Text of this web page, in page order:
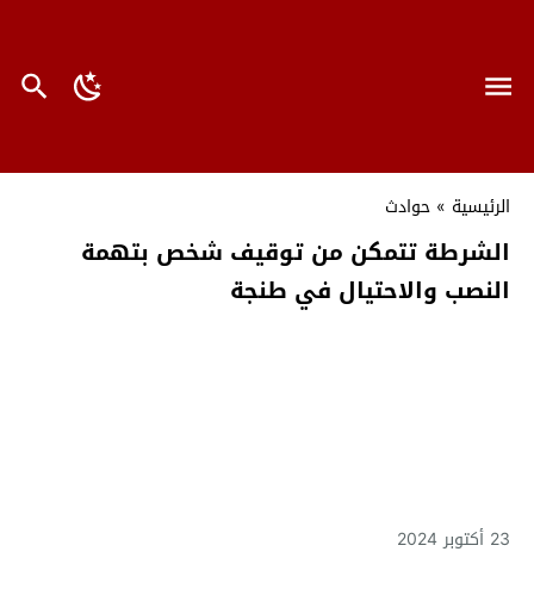
الرئيسية » حوادث
الشرطة تتمكن من توقيف شخص بتهمة
النصب والاحتيال في طنجة
23 أكتوبر 2024